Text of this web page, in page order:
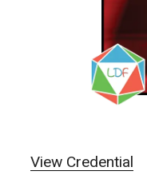
View Credential